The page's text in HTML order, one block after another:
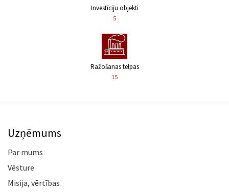
Investīciju objekti
5
Ražošanas telpas
15
Uzņēmums
Par mums
Vēsture
Misija, vērtības